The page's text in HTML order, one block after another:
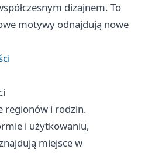
dizajnem. To
motywy odnajdują nowe
regionów i rodzin.
i użytkowaniu,
miejsce w